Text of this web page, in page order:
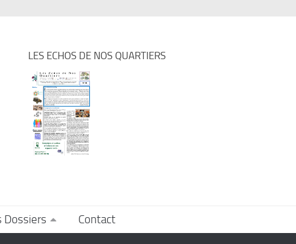
LES ECHOS DE NOS QUARTIERS
Dossiers Contact